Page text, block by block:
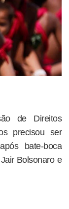
de Direitos
precisou ser
bate-boca
Bolsonaro e